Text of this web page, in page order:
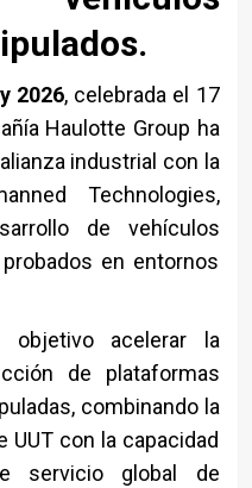
2026, celebrada el 17
Haulotte Group ha
industrial con la
Technologies,
de vehículos
en entornos
objetivo acelerar la
de plataformas
combinando la
UUT con la capacidad
servicio global de